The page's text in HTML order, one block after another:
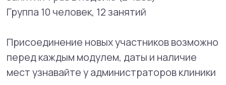
Взрослым с СДВГ (или подозрением
на него), которые хотят:
и чувствовать недостаток времени.
Научиться разбирать завалы.
Доводить начатое до конца.
Снизить уровень стресса и тревоги.